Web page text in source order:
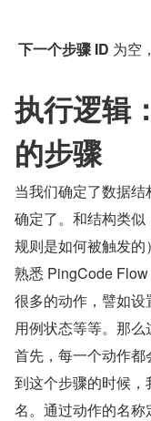
﻿ 下一个步骤 ID 为空
执行逻辑
的步骤
当我们确定了数据
确定了。和结构类
规则是如何被触发的
熟悉 PingCode
很多的动作，譬如
用例状态等等。那么
首先，每一个动作
到这个步骤的时候
名。通过动作的名称